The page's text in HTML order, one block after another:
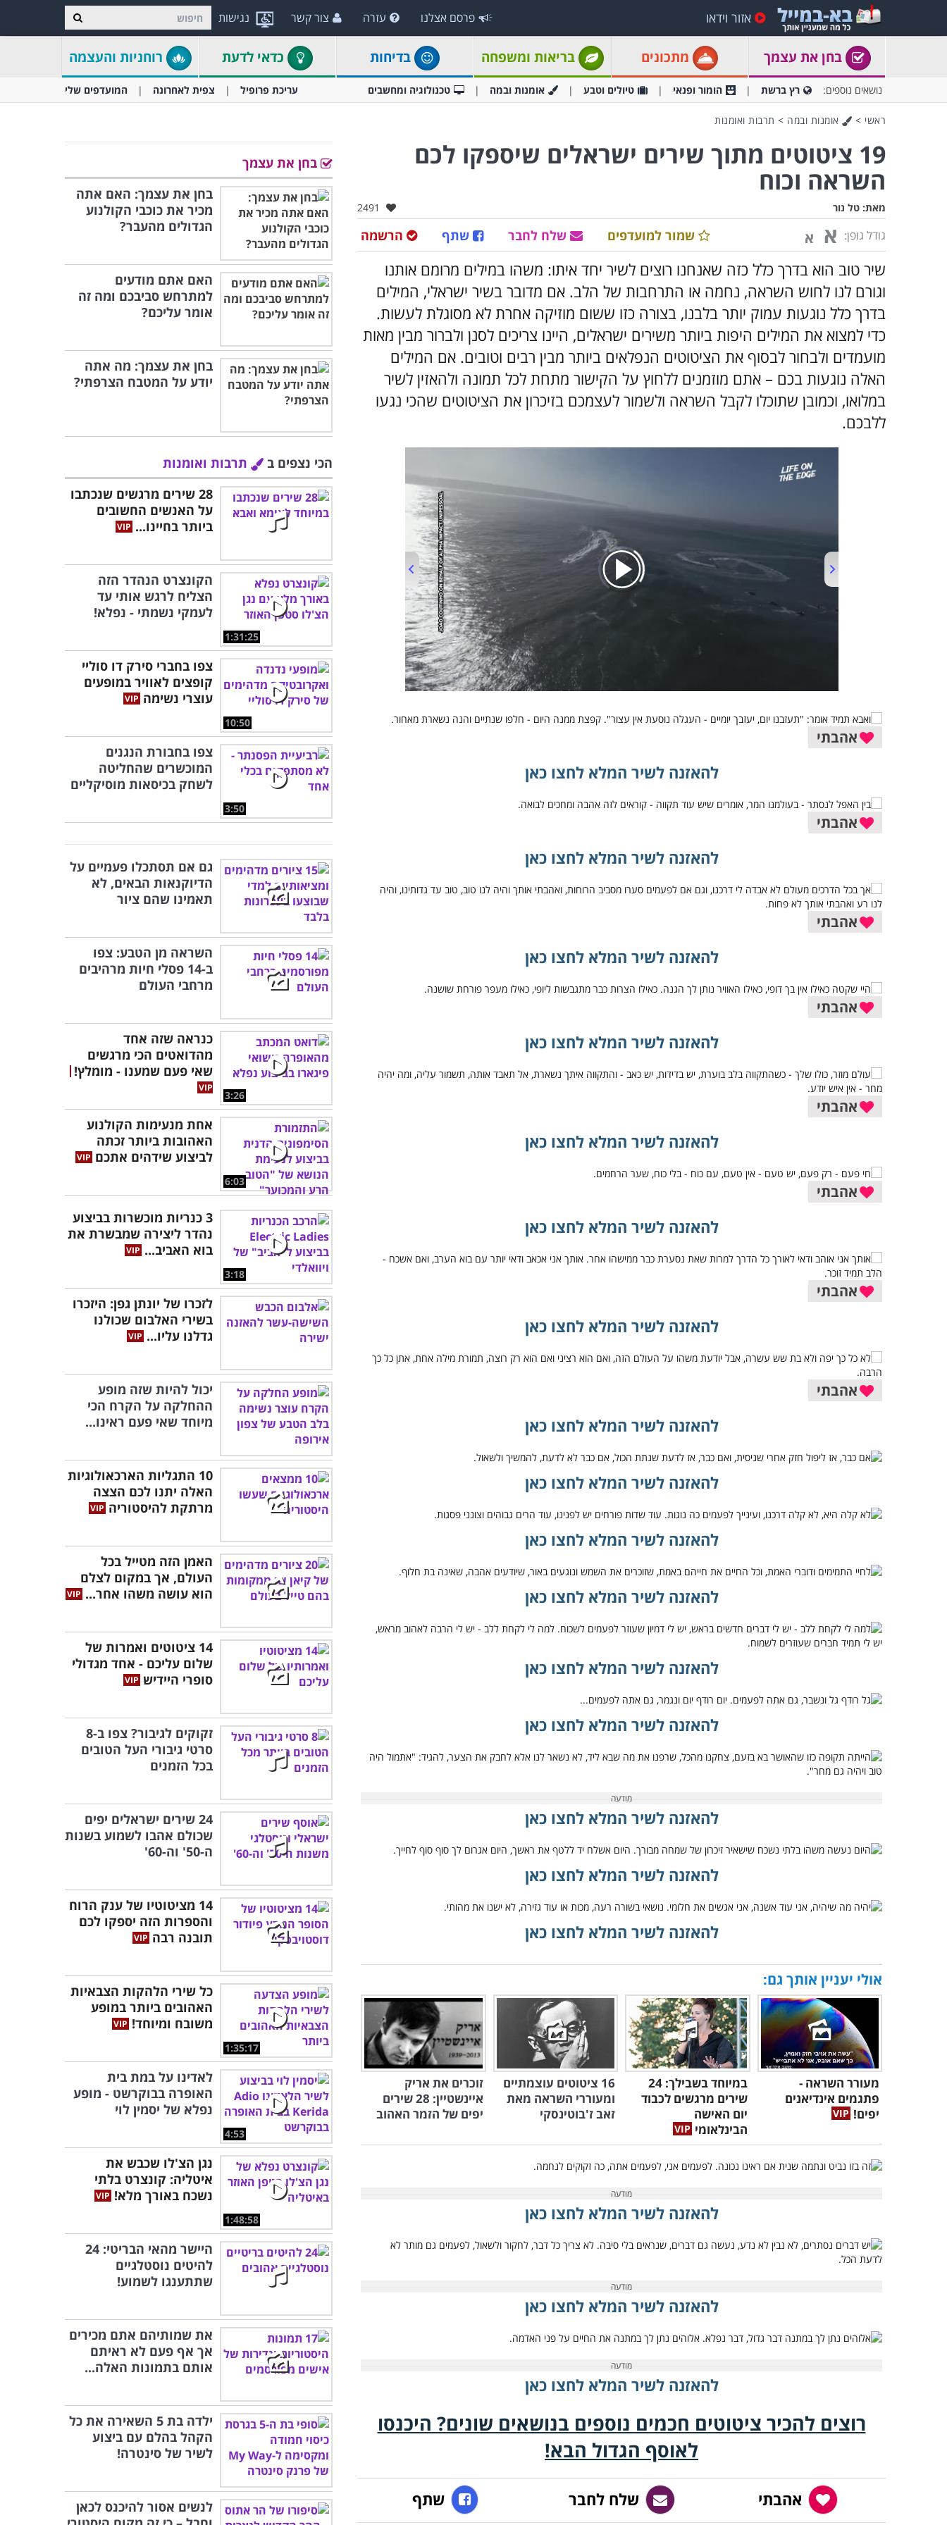
נגישות אזור וידאו פרסם אצלנו עזרה צור קשר
בחן את עצמך מתכונים בריאות ומשפחה בדיחות כדאי לדעת רוחניות והעצמה
נושאים נוספים: רץ ברשת הומור ופנאי טיולים וטבע אומנות ובמה טכנולוגיה ומחשבים עריכת פרופיל צפית לאחרונה המועדפים שלי
ראשי > אומנות ובמה > תרבות ואומנות
19 ציטוטים מתוך שירים ישראלים שיספקו לכם
השראה וכוח
מאת: טל נור אהבו:
2491
גודל גופן: א א הרשמה שתף שלח לחבר שמור למועדפים
שיר טוב הוא בדרך כלל כזה שאנחנו רוצים לשיר יחד איתו: משהו במילים מרומם אותנו
וגורם לנו לחוש השראה, נחמה או התרחבות של הלב. אם מדובר בשיר ישראלי, המילים
בדרך כלל נוגעות עמוק יותר בלבנו, בצורה כזו ששום מוזיקה אחרת לא מסוגלת לעשות.
כדי למצוא את המילים היפות ביותר משירים ישראלים, היינו צריכים לסנן ולברור מבין מאות
מועמדים ולבחור לבסוף את הציטוטים הנפלאים ביותר מבין רבים וטובים. אם המילים
האלה נוגעות בכם – אתם מוזמנים ללחוץ על הקישור מתחת לכל תמונה ולהאזין לשיר
במלואו, וכמובן שתוכלו לקבל השראה ולשמור לעצמכם בזיכרון את הציטוטים שהכי נגעו
ללבכם.
00:00/01:37
אהבתי
להאזנה לשיר המלא לחצו כאן
אהבתי
להאזנה לשיר המלא לחצו כאן
אהבתי
להאזנה לשיר המלא לחצו כאן
אהבתי
להאזנה לשיר המלא לחצו כאן
אהבתי
להאזנה לשיר המלא לחצו כאן
אהבתי
להאזנה לשיר המלא לחצו כאן
אהבתי
להאזנה לשיר המלא לחצו כאן
אהבתי
להאזנה לשיר המלא לחצו כאן
להאזנה לשיר המלא לחצו כאן
להאזנה לשיר המלא לחצו כאן
להאזנה לשיר המלא לחצו כאן
להאזנה לשיר המלא לחצו כאן
להאזנה לשיר המלא לחצו כאן
להאזנה לשיר המלא לחצו כאן
להאזנה לשיר המלא לחצו כאן
להאזנה לשיר המלא לחצו כאן
אולי יעניין אותך גם:
מעורר השראה -
פתגמים אינדיאנים
יפים!
במיוחד בשבילך: 24
שירים מרגשים לכבוד
יום האישה
הבינלאומי
16 ציטוטים עוצמתיים
ומעוררי השראה מאת
זאב ז'בוטינסקי
זוכרים את אריק
איינשטיין: 28 שירים
יפים של הזמר האהוב
להאזנה לשיר המלא לחצו כאן
להאזנה לשיר המלא לחצו כאן
להאזנה לשיר המלא לחצו כאן
רוצים להכיר ציטוטים חכמים נוספים בנושאים שונים? היכנסו
לאוסף הגדול הבא!
אהבתי שלח לחבר שתף
בחן את עצמך
בחן את עצמך: האם אתה
מכיר את כוכבי הקולנוע
הגדולים מהעבר?
האם אתם מודעים
למתרחש סביבכם ומה זה
אומר עליכם?
בחן את עצמך: מה אתה
יודע על המטבח הצרפתי?
הכי נצפים ב
תרבות ואומנות
28 שירים מרגשים שנכתבו
על האנשים החשובים
ביותר בחיינו...
1:31:25
הקונצרט הנהדר הזה
הצליח לרגש אותי עד
לעמקי נשמתי - נפלא!
10:50
צפו בחברי סירק דו סוליי
קופצים לאוויר במופעים
עוצרי נשימה
3:50
צפו בחבורת הנגנים
המוכשרים שהחליטה
לשחק בכיסאות מוסיקליים
גם אם תסתכלו פעמיים על
הדיוקנאות הבאים, לא
תאמינו שהם ציור
השראה מן הטבע: צפו
ב-14 פסלי חיות מרהיבים
מרחבי העולם
3:26
כנראה שזה אחד
מהדואטים הכי מרגשים
שאי פעם שמענו - מומלץ!
6:03
אחת מנעימות הקולנוע
האהובות ביותר זכתה
לביצוע שידהים אתכם
3:18
3 כנריות מוכשרות בביצוע
נהדר ליצירה שמבשרת את
בוא האביב...
לזכרו של יונתן גפן: היזכרו
בשירי האלבום שכולנו
גדלנו עליו...
יכול להיות שזה מופע
ההחלקה על הקרח הכי
מיוחד שאי פעם ראינו...
10 התגליות הארכאולוגיות
האלה יתנו לכם הצצה
מרתקת להיסטוריה
האמן הזה מטייל בכל
העולם, אך במקום לצלם
הוא עושה משהו אחר...
14 ציטוטים ואמרות של
שלום עליכם - אחד מגדולי
סופרי היידיש
זקוקים לגיבור? צפו ב-8
סרטי גיבורי העל הטובים
בכל הזמנים
24 שירים ישראלים יפים
שכולם אהבו לשמוע בשנות
ה-50' וה-60'
14 מציטוטיו של ענק הרוח
והספרות הזה יספקו לכם
תובנה רבה
1:35:17
כל שירי הלהקות הצבאיות
האהובים ביותר במופע
משובח ומיוחד!
4:53
לאדינו על במת בית
האופרה בבוקרשט - מופע
נפלא של יסמין לוי
1:48:58
נגן הצ'לו שכבש את
איטליה: קונצרט בלתי
נשכח באורך מלא!
היישר מהאי הבריטי: 24
להיטים נוסטלגיים
שתתענגו לשמוע!
את שמותיהם אתם מכירים
אך אף פעם לא ראיתם
אותם בתמונות האלה...
ילדה בת 5 השאירה את כל
הקהל בהלם עם ביצוע
לשיר של סינטרה!
לנשים אסור להיכנס לכאן